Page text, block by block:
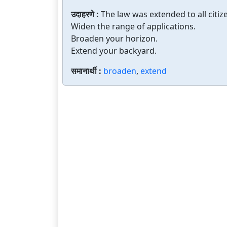
उदाहरणे : The law was extended to all
Widen the range of applications.
Broaden your horizon.
Extend your backyard.
समानार्थी : broaden, extend